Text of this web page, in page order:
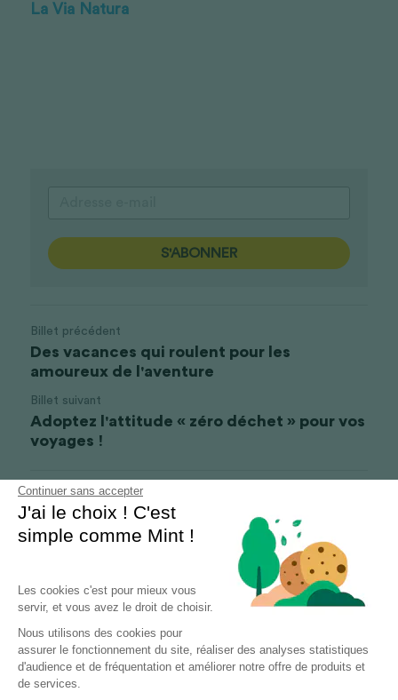
Continuer sans accepter
J'ai le choix ! C'est
simple comme Mint !
Les cookies c'est pour mieux vous
servir, et vous avez le droit de choisir.
Nous utilisons des cookies pour
assurer le fonctionnement du site, réaliser des analyses statistiques
d'audience et de fréquentation et améliorer notre offre de produits et
de services.
La Via Natura
S'ABONNER
Billet précédent
Des vacances qui roulent pour les
amoureux de l'aventure
Billet suivant
Adoptez l'attitude « zéro déchet » pour vos
voyages !
Revenir au site